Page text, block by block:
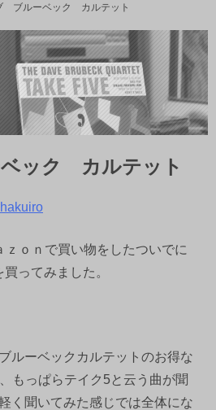
ブルーベック カルテット
ック カルテット
ｚｏｎで買い物をしたついでに
ってみました。
ルーベックカルテットのお得な
もっぱらテイク5と云う曲が聞
く聞いてみた感じでは全体にな